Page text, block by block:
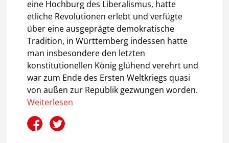
eine Hochburg des Liberalismus, hatte
etliche Revolutionen erlebt und verfügte
über eine ausgeprägte demokratische
Tradition, in Württemberg indessen hatte
man insbesondere den letzten
konstitutionellen König glühend verehrt und
war zum Ende des Ersten Weltkriegs quasi
von außen zur Republik gezwungen worden.
Weiterlesen